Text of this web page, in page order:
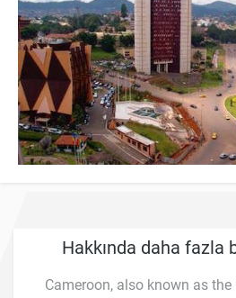
Hakkında daha fazla
Cameroon, also known as